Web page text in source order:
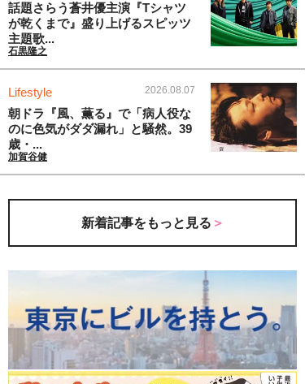
話題さらう蒼井優主演『Tシャツ
が乾くまで』盛り上げるスピッツ
主題歌...
石黒隆之
Lifestyle 2026.08.07
朝ドラ『風、薫る』で「病人役な
のに色気がダダ漏れ」と騒然。39
歳・...
加賀谷健
新着記事をもっと見る